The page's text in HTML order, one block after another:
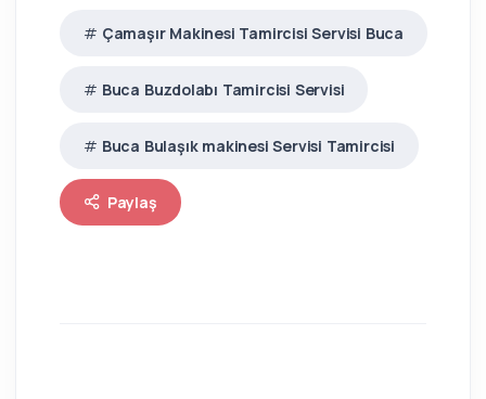
Çamaşır Makinesi Tamircisi Servisi Buca
Buca Buzdolabı Tamircisi Servisi
Buca Bulaşık makinesi Servisi Tamircisi
Paylaş